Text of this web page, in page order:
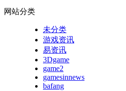
网站分类
未分类
游戏资讯
易资讯
3Dgame
game2
gamesinnews
bafang